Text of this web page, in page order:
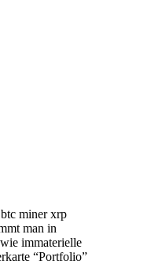
miner xrp
man in
immaterielle
“Portfolio”